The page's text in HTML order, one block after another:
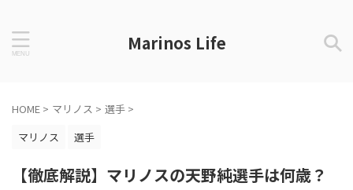
Marinos Life
HOME > マリノス > 選手 >
マリノス
選手
【徹底解説】マリノスの天野純選手は何歳？